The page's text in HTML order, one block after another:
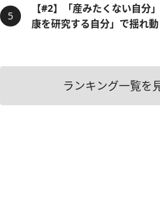
【#2】「産みたくない自分
康を研究する自分」で揺れ
ランキング一覧を